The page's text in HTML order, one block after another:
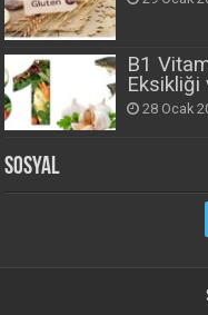
B1
Eksikliği
28 Ocak
Sosyal